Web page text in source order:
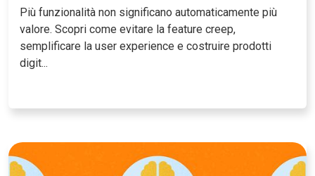
Più funzionalità non significano automaticamente più
valore. Scopri come evitare la feature creep,
semplificare la user experience e costruire prodotti
digit...